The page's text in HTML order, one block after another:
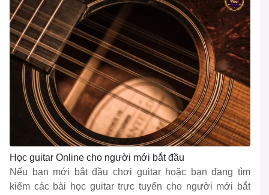
Học guitar Online cho người mới bắt đầu
Nếu bạn mới bắt đầu chơi guitar hoặc bạn đang tìm
kiếm các bài học guitar trực tuyến cho người mới bắt